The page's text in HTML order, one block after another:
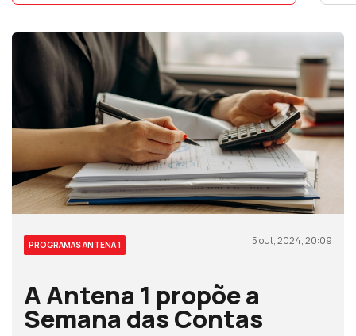
PROGRAMAS ANTENA 1 5 out, 2024, 20:09
A Antena 1 propõe a
Semana das Contas